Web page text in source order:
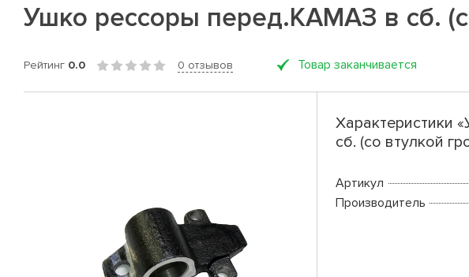
Ушко рессоры перед.КАМАЗ в сб.
Рейтинг 0.0 0 отзывов Товар заканчивается
Характеристики
сб. (со втулкой
Артикул
Производитель